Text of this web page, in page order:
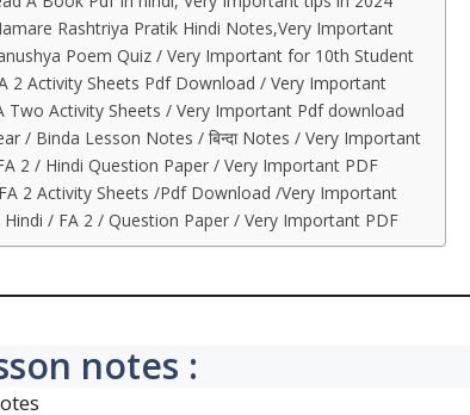
Rashtriya Pratik Hindi Notes,Very Important
Poem Quiz / Very Important for 10th Student
2 Activity Sheets Pdf Download / Very Important
Two Activity Sheets / Very Important Pdf download
/ Binda Lesson Notes / बिन्दा Notes / Very Important
2 / Hindi Question Paper / Very Important PDF
2 Activity Sheets /Pdf Download /Very Important
Hindi / FA 2 / Question Paper / Very Important PDF
notes :